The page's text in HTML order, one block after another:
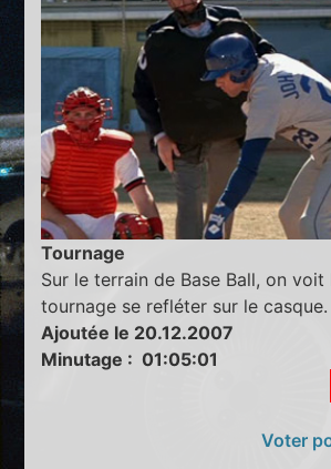
Tournage
Sur le terrain de Base Ball, on
tournage se refléter sur le casque.
Ajoutée le 20.12.2007
Minutage : 01:05:01
Voter